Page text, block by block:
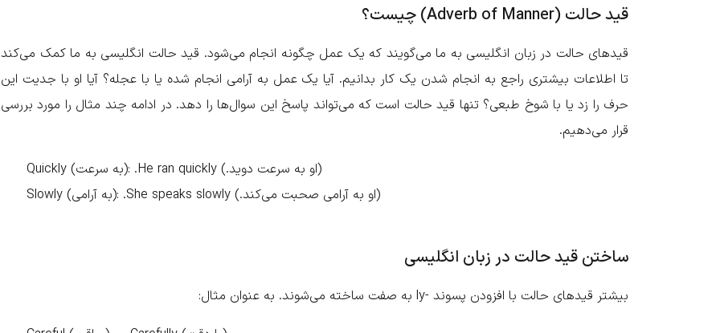
قید حالت (Adverb of Manner) چیست؟
قیدهای حالت در زبان انگلیسی به ما می‌گویند که یک عمل چگونه انجام می‌شود. قید حالت انگلیسی به ما کمک می‌کند
تا اطلاعات بیشتری راجع به انجام شدن یک کار بدانیم. آیا یک عمل به آرامی انجام شده یا با عجله؟ آیا او با جدیت این
حرف را زد یا با شوخ طبعی؟ تنها قید حالت است که می‌تواند پاسخ این سوال‌ها را دهد. در ادامه چند مثال را مورد بررسی
قرار می‌دهیم.
Quickly (به سرعت): .He ran quickly (.او به سرعت دوید)
Slowly (به آرامی): .She speaks slowly (.او به آرامی صحبت می‌کند)
ساختن قید حالت در زبان انگلیسی
بیشتر قیدهای حالت با افزودن پسوند -ly به صفت ساخته می‌شوند. به عنوان مثال: